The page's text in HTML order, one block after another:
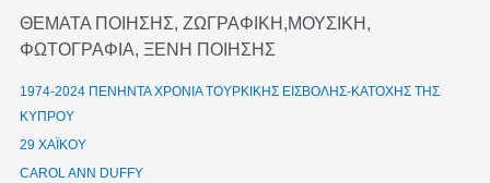
ΘΕΜΑΤΑ ΠΟΙΗΣΗΣ, ΖΩΓΡΑΦΙΚΗ,ΜΟΥΣΙΚΗ,
ΦΩΤΟΓΡΑΦΙΑ, ΞΕΝΗ ΠΟΙΗΣΗΣ
1974-2024 ΠΕΝΗΝΤΑ ΧΡΟΝΙΑ ΤΟΥΡΚΙΚΗΣ ΕΙΣΒΟΛΗΣ-ΚΑΤΟΧΗΣ ΤΗΣ
ΚΥΠΡΟΥ
29 ΧΑΪΚΟΥ
CAROL ANN DUFFY